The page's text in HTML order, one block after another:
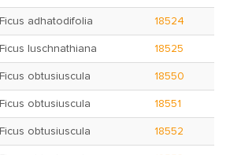
Ficus adhatodifolia 18524
Ficus luschnathiana 18525
Ficus obtusiuscula 18550
Ficus obtusiuscula 18551
Ficus obtusiuscula 18552